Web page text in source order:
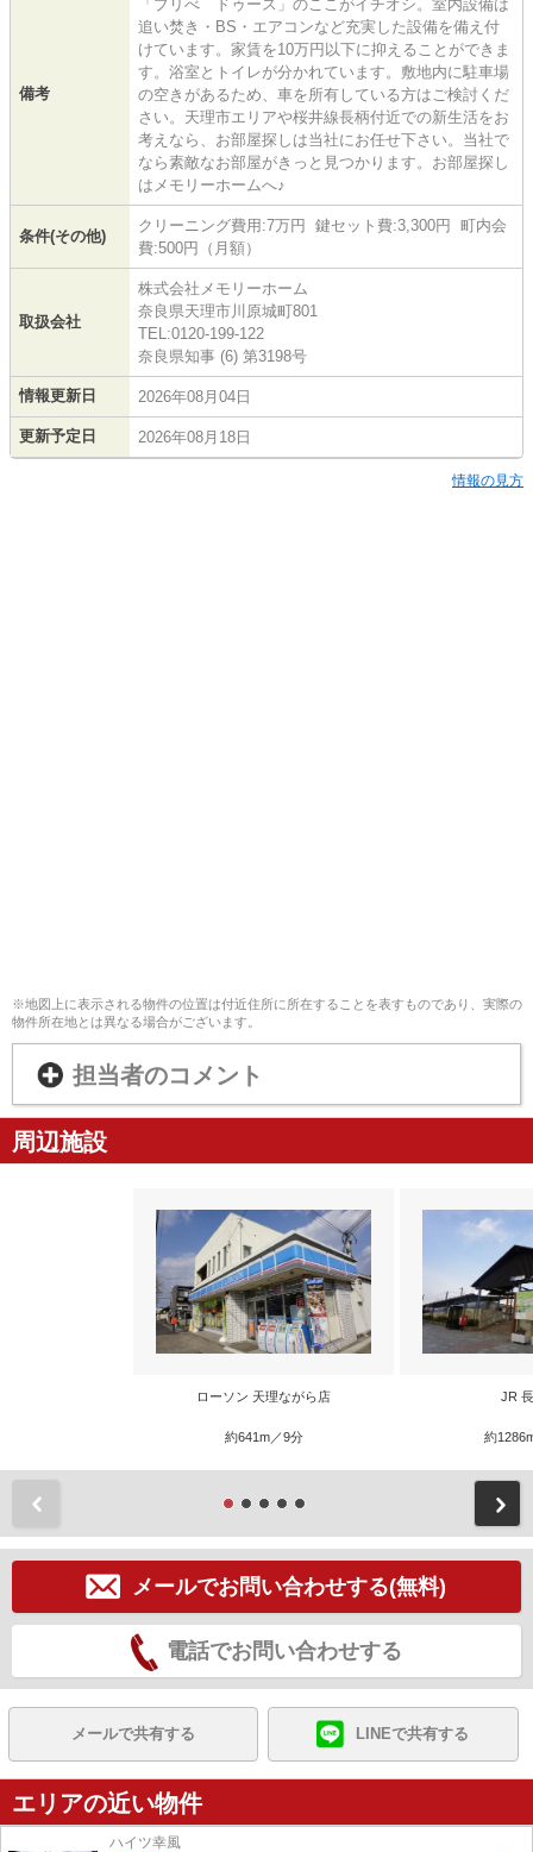
備考
「プリべ ドゥース」のここがイチオシ。室内設備は
追い焚き・BS・エアコンなど充実した設備を備え付
けています。家賃を10万円以下に抑えることができま
す。浴室とトイレが分かれています。敷地内に駐車場
の空きがあるため、車を所有している方はご検討くだ
さい。天理市エリアや桜井線長柄付近での新生活をお
考えなら、お部屋探しは当社にお任せ下さい。当社で
なら素敵なお部屋がきっと見つかります。お部屋探し
はメモリーホームへ♪
条件(その他)
クリーニング費用:7万円 鍵セット費:3,300円 町内会
費:500円（月額）
取扱会社
株式会社メモリーホーム
奈良県天理市川原城町801
TEL:0120-199-122
奈良県知事 (6) 第3198号
情報更新日 2026年08月04日
更新予定日 2026年08月18日
情報の見方
※地図上に表示される物件の位置は付近住所に所在することを表すものであり、実際の
物件所在地とは異なる場合がございます。
担当者のコメント
周辺施設
ローソン 天理ながら店
約641m／9分
JR
約
メールでお問い合わせする(無料)
電話でお問い合わせする
メールで共有する LINEで共有する
エリアの近い物件
ハイツ幸風